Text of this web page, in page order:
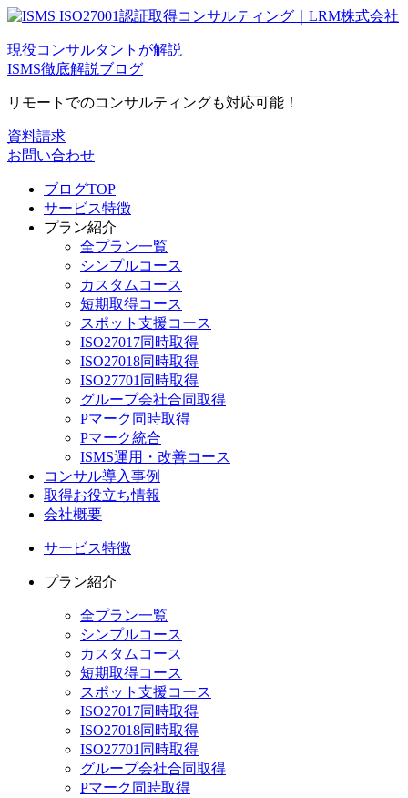
現役コンサルタントが解説
ISMS徹底解説ブログ
リモートでのコンサルティングも対応可能！
資料請求
お問い合わせ
ブログTOP
サービス特徴
プラン紹介
全プラン一覧
シンプルコース
カスタムコース
短期取得コース
スポット支援コース
ISO27017同時取得
ISO27018同時取得
ISO27701同時取得
グループ会社合同取得
Pマーク同時取得
Pマーク統合
ISMS運用・改善コース
コンサル導入事例
取得お役立ち情報
会社概要
サービス特徴
プラン紹介
全プラン一覧
シンプルコース
カスタムコース
短期取得コース
スポット支援コース
ISO27017同時取得
ISO27018同時取得
ISO27701同時取得
グループ会社合同取得
Pマーク同時取得